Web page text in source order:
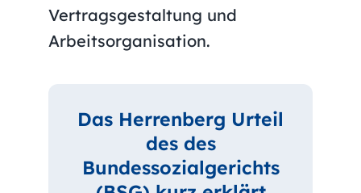
Vertragsgestaltung und
Arbeitsorganisation.
Das Herrenberg Urteil
des des
Bundessozialgerichts